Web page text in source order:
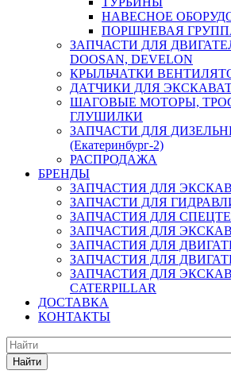
НАВЕСНОЕ
ПОРШНЕВАЯ
ЗАПЧАСТИ ДЛЯ
DOOSAN, DEVELON
КРЫЛЬЧАТКИ
ДАТЧИКИ ДЛЯ
ШАГОВЫЕ МОТОРЫ,
ГЛУШИЛКИ
ЗАПЧАСТИ ДЛЯ
(Екатеринбург-2)
РАСПРОДАЖА
БРЕНДЫ
ЗАПЧАСТИЯ ДЛЯ
ЗАПЧАСТИ ДЛЯ
ЗАПЧАСТИЯ ДЛЯ
ЗАПЧАСТИЯ ДЛЯ
ЗАПЧАСТИЯ ДЛЯ
ЗАПЧАСТИЯ ДЛЯ
ЗАПЧАСТИЯ ДЛЯ
CATERPILLAR
ДОСТАВКА
КОНТАКТЫ
Найти